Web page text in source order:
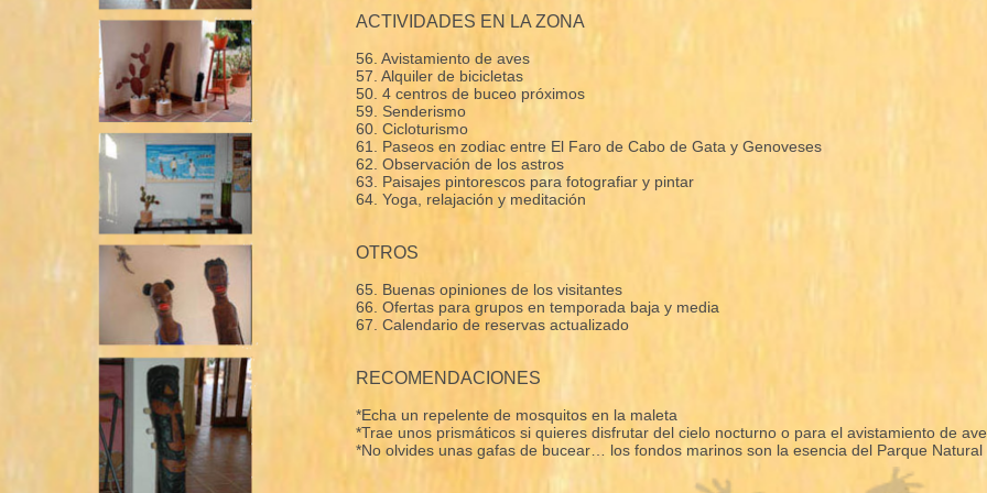
ACTIVIDADES EN LA ZONA
56. Avistamiento de aves
57. Alquiler de bicicletas
50. 4 centros de buceo próximos
59. Senderismo
60. Cicloturismo
61. Paseos en zodiac entre El Faro de Cabo de Gata y Genoveses
62. Observación de los astros
63. Paisajes pintorescos para fotografiar y pintar
64. Yoga, relajación y meditación
OTROS
65. Buenas opiniones de los visitantes
66. Ofertas para grupos en temporada baja y media
67. Calendario de reservas actualizado
RECOMENDACIONES
*Echa un repelente de mosquitos en la maleta
*Trae unos prismáticos si quieres disfrutar del cielo nocturno o para el avistamiento de
*No olvides unas gafas de bucear… los fondos marinos son la esencia del Parque Natural